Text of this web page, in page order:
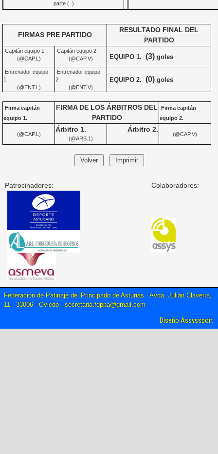
parte ( )
FIRMAS PRE PARTIDO
RESULTADO FINAL DEL
PARTIDO
Capitán equipo 1.
(@CAP.L)
Capitán equipo 2.
(@CAP.V)
EQUIPO 1. (3) goles
Entrenador equipo
1.
(@ENT.L)
Entrenador equipo
2.
(@ENT.V)
EQUIPO 2. (0) goles
Firma capitán
equipo 1.
FIRMA DE LOS ÁRBITROS DEL
PARTIDO
Firma capitán
equipo 2.
(@CAP.L)
Árbitro 1.
(@ARB.1)
Árbitro 2.
(@CAP.V)
Patrocinadores: Colaboradores:
Federación de Patinaje del Principado de Asturias · Avda. Julián Clavería,
11 · 33006 - Oviedo · secretaria.fdppa@gmail.com
Diseño Assyssport